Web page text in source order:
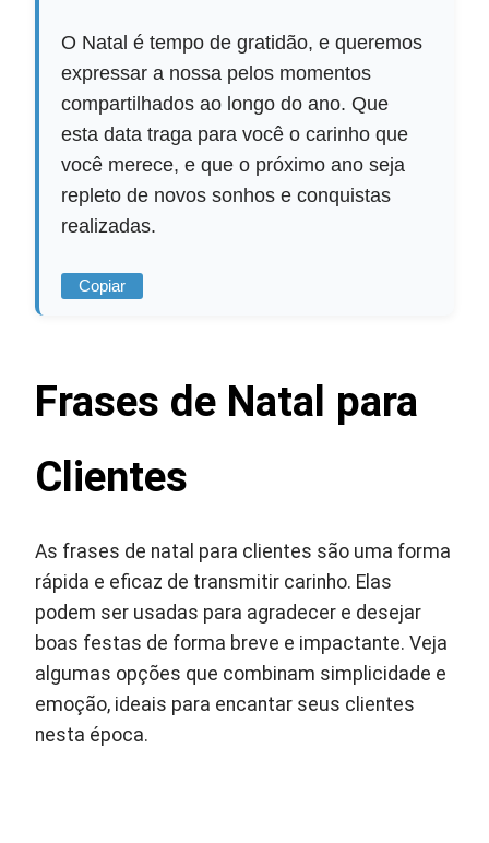
O Natal é tempo de gratidão, e queremos
expressar a nossa pelos momentos
compartilhados ao longo do ano. Que
esta data traga para você o carinho que
você merece, e que o próximo ano seja
repleto de novos sonhos e conquistas
realizadas.
Copiar
Frases de Natal para
Clientes
As frases de natal para clientes são uma forma
rápida e eficaz de transmitir carinho. Elas
podem ser usadas para agradecer e desejar
boas festas de forma breve e impactante. Veja
algumas opções que combinam simplicidade e
emoção, ideais para encantar seus clientes
nesta época.